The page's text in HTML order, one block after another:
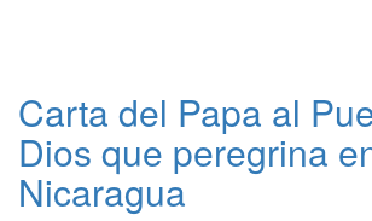
Carta del Papa al
Dios que peregrina
Nicaragua